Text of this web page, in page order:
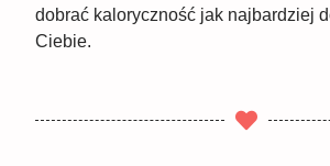
dobrać kaloryczność jak najbardziej
Ciebie.